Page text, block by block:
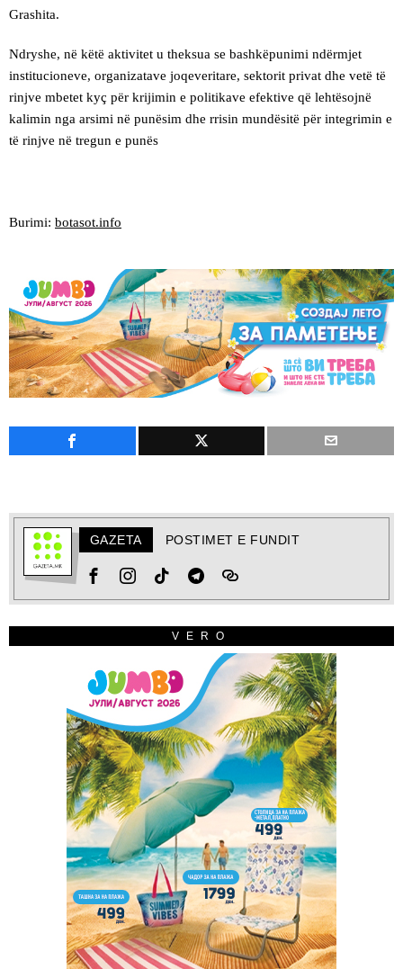
Grashita.
Ndryshe, në këtë aktivitet u theksua se bashkëpunimi ndërmjet
institucioneve, organizatave joqeveritare, sektorit privat dhe vetë të
rinjve mbetet kyç për krijimin e politikave efektive që lehtësojnë
kalimin nga arsimi në punësim dhe rrisin mundësitë për integrimin e
të rinjve në tregun e punës
Burimi: botasot.info
GAZETA POSTIMET E FUNDIT
VERO